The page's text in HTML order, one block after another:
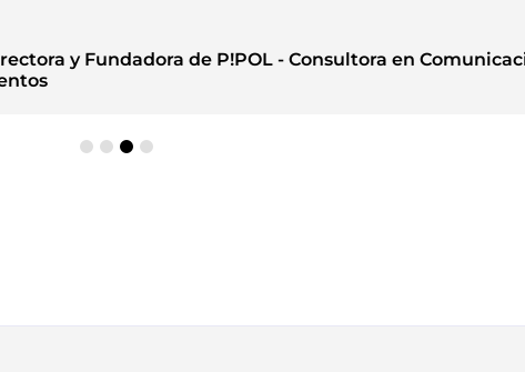
y Fundadora de P!POL - Consultora en